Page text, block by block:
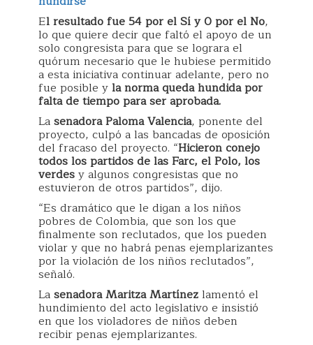
El resultado fue 54 por el Sí y 0 por el No,
lo que quiere decir que faltó el apoyo de un
solo congresista para que se lograra el
quórum necesario que le hubiese permitido
a esta iniciativa continuar adelante, pero no
fue posible yla norma queda hundida por
falta de tiempo para ser aprobada.
Lasenadora Paloma Valencia, ponente del
proyecto, culpó a las bancadas de oposición
del fracaso del proyecto. “Hicieron conejo
todos los partidos de las Farc, el Polo, los
verdesy algunos congresistas que no
estuvieron de otros partidos”, dijo.
“Es dramático que le digan a los niños
pobres de Colombia, que son los que
finalmente son reclutados, que los pueden
violar y que no habrá penas ejemplarizantes
por la violación de los niños reclutados”,
señaló.
Lasenadora Maritza Martínezlamentó el
hundimiento del acto legislativo e insistió
en que los violadores de niños deben
recibir penas ejemplarizantes.